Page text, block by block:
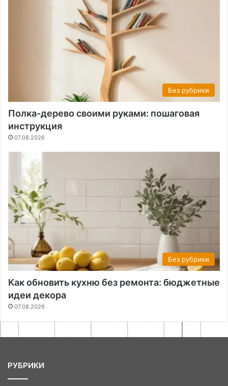
Без рубрики
Полка-дерево своими руками: пошаговая
инструкция
07.08.2026
Без рубрики
Как обновить кухню без ремонта: бюджетные
идеи декора
07.08.2026
РУБРИКИ